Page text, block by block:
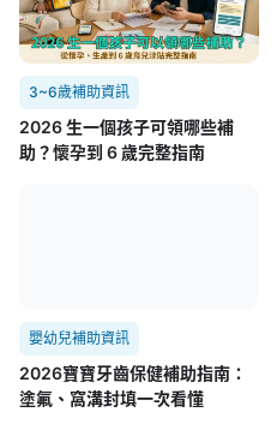
3~6歲補助資訊
2026 生一個孩子可領哪些補
助？懷孕到 6 歲完整指南
嬰幼兒補助資訊
2026寶寶牙齒保健補助指南：
塗氟、窩溝封填一次看懂